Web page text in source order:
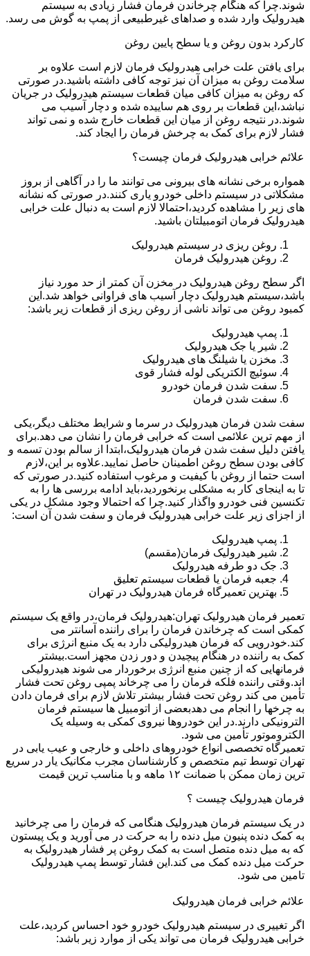
شوند.چرا که هنگام چرخاندن فرمان فشار زیادی به سیستم
هیدرولیک وارد شده و صداهای غیرطبیعی از پمپ به گوش می رسد.
کارکرد بدون روغن و یا سطح پایین روغن
برای یافتن علت خرابی هیدرولیک فرمان لازم است علاوه بر
سلامت روغن به میزان آن نیز توجه کافی داشته باشید.در صورتی
که روغن به میزان کافی میان قطعات سیستم هیدرولیک در جریان
نباشد،این قطعات بر روی هم ساییده شده و دچار آسیب می
شوند.در نتیجه روغن از میان این قطعات خارج شده و نمی تواند
فشار لازم برای کمک به چرخش فرمان را ایجاد کند.
علائم خرابی هیدرولیک فرمان چیست؟
همواره برخی نشانه های بیرونی می توانند ما را در آگاهی از بروز
مشکلاتی در سیستم داخلی خودرو یاری کنند.در صورتی که نشانه
های زیر را مشاهده کردید،احتمالا لازم است به دنبال علت خرابی
هیدرولیک فرمان اتومبیلتان باشید.
روغن ریزی در سیستم هیدرولیک
روغن هیدرولیک فرمان
اگر سطح روغن هیدرولیک در مخزن آن کمتر از حد مورد نیاز
باشد،سیستم هیدرولیک دچار آسیب های فراوانی خواهد شد.این
کمبود روغن می تواند ناشی از روغن ریزی از قطعات زیر باشد:
پمپ هیدرولیک
شیر یا جک هیدرولیک
مخزن یا شیلنگ های هیدرولیک
سوئیچ الکتریکی لوله فشار قوی
سفت شدن فرمان خودرو
سفت شدن فرمان
سفت شدن فرمان هیدرولیک در سرما و شرایط مختلف دیگر،یکی
از مهم ترین علائمی است که خرابی فرمان را نشان می دهد.برای
یافتن دلیل سفت شدن فرمان هیدرولیک،ابتدا از سالم بودن تسمه و
کافی بودن سطح روغن اطمینان حاصل نمایید.علاوه بر این،لازم
است حتما از روغن با کیفیت و مرغوب استفاده کنید.در صورتی که
تا به اینجای کار به مشکلی برنخوردید،باید ادامه بررسی ها را به
تکنسین فنی خودرو واگذار کنید.چرا که احتمالا وجود مشکل در یکی
از اجزای زیر علت خرابی هیدرولیک فرمان و سفت شدن آن است:
پمپ هیدرولیک
شیر هیدرولیک فرمان(مقسم)
جک دو طرفه هیدرولیک
جعبه فرمان یا قطعات سیستم تعلیق
بهترین تعمیرگاه فرمان هیدرولیک در تهران
تعمیر فرمان هیدرولیک تهران:هیدرولیک فرمان،در واقع یک سیستم
کمکی است که چرخاندن فرمان را برای راننده آسانتر می
کند.خودرویی که فرمان هیدرولیکی دارد به یک منبع انرژی برای
کمک به راننده در هنگام پیچیدن و دور زدن مجهز است.بیشتر
فرمانهایی که از چنین منبع انرژی برخوردار می شوند هیدرولیکی
اند.وقتی راننده فلکه فرمان را می چرخاند پمپی روغن تحت فشار
تأمین می کند روغن تحت فشار بیشتر تلاش لازم برای فرمان دادن
به چرخها را انجام می دهدبعضی از اتومبیل ها سیستم فرمان
الترونیکی دارند.در این خودروها نیروی کمکی به وسیله یک
الکتروموتور تأمین می شود.
تعمیرگاه تخصصی انواع خودروهای داخلی و خارجی و عیب یابی در
تهران توسط تیم متخصص و کارشناسان مجرب مکانیک یار در سریع
ترین زمان ممکن با ضمانت ۱۲ ماهه و با مناسب ترین قیمت
فرمان هیدرولیک چیست ؟
در یک سیستم فرمان هیدرولیک هنگامی که فرمان را می چرخانید
به کمک دنده پنیون میل دنده را به حرکت در می آورید و یک پیستون
که به میل دنده متصل است به کمک روغن پر فشار هیدرولیک به
حرکت میل دنده کمک می کند.این فشار توسط پمپ هیدرولیک
تامین می شود.
علائم خرابی فرمان هیدرولیک
اگر تغییری در سیستم هیدرولیک خودرو خود احساس کردید،علت
خرابی هیدرولیک فرمان می تواند یکی از موارد زیر باشد: